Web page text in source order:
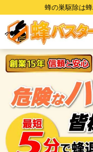
蜂の巣駆除は